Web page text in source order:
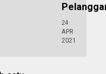
24
APR
2021